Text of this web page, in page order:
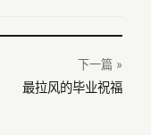
下一篇 »
最拉风的毕业祝福